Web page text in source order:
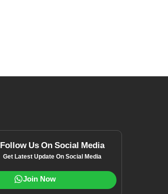
Follow Us On Social Media
Get Latest Update On Social Media
Join Now